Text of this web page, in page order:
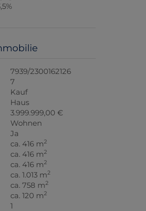
7939/2300162126
7
Kauf
Haus
3.999.999,00 €
Wohnen
Ja
ca. 416 m2
ca. 416 m2
ca. 416 m2
ca. 1.013 m2
ca. 758 m2
ca. 120 m2
1